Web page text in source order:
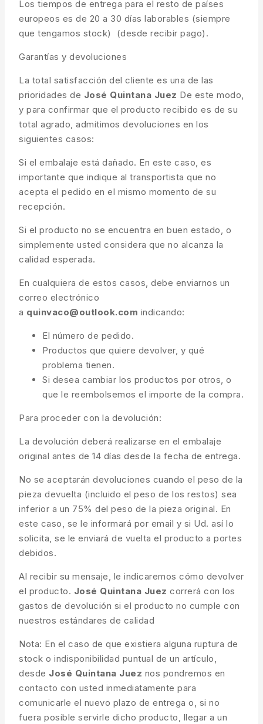
Los tiempos de entrega para el resto de países
europeos es de 20 a 30 días laborables (siempre
que tengamos stock) (desde recibir pago).
Garantías y devoluciones
La total satisfacción del cliente es una de las
prioridades de José Quintana Juez De este modo,
y para confirmar que el producto recibido es de su
total agrado, admitimos devoluciones en los
siguientes casos:
Si el embalaje está dañado. En este caso, es
importante que indique al transportista que no
acepta el pedido en el mismo momento de su
recepción.
Si el producto no se encuentra en buen estado, o
simplemente usted considera que no alcanza la
calidad esperada.
En cualquiera de estos casos, debe enviarnos un
correo electrónico
a quinvaco@outlook.com indicando:
El número de pedido.
Productos que quiere devolver, y qué
problema tienen.
Si desea cambiar los productos por otros, o
que le reembolsemos el importe de la compra.
Para proceder con la devolución:
La devolución deberá realizarse en el embalaje
original antes de 14 días desde la fecha de entrega.
No se aceptarán devoluciones cuando el peso de la
pieza devuelta (incluido el peso de los restos) sea
inferior a un 75% del peso de la pieza original. En
este caso, se le informará por email y si Ud. así lo
solicita, se le enviará de vuelta el producto a portes
debidos.
Al recibir su mensaje, le indicaremos cómo devolver
el producto. José Quintana Juez correrá con los
gastos de devolución si el producto no cumple con
nuestros estándares de calidad
Nota: En el caso de que existiera alguna ruptura de
stock o indisponibilidad puntual de un artículo,
desde José Quintana Juez nos pondremos en
contacto con usted inmediatamente para
comunicarle el nuevo plazo de entrega o, si no
fuera posible servirle dicho producto, llegar a un